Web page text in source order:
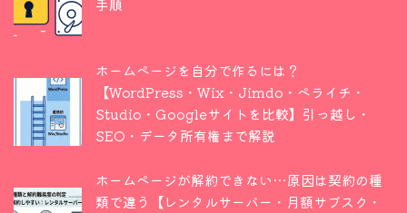
手順
ホームページを自分で作るには？
【WordPress・Wix・Jimdo・ペライチ・
Studio・Googleサイトを比較】引っ越し・
SEO・データ所有権まで解説
ホームページが解約できない…原因は契約の種
類で違う【レンタルサーバー・月額サブスク・